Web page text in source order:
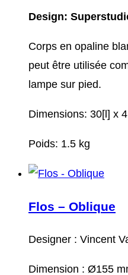
Design:
Corps en opaline
peut être utilisée
lampe sur pied.
Dimensions: 30[l] x
Poids: 1.5 kg
Flos – Oblique
Designer : Vincent
Dimension : Ø155